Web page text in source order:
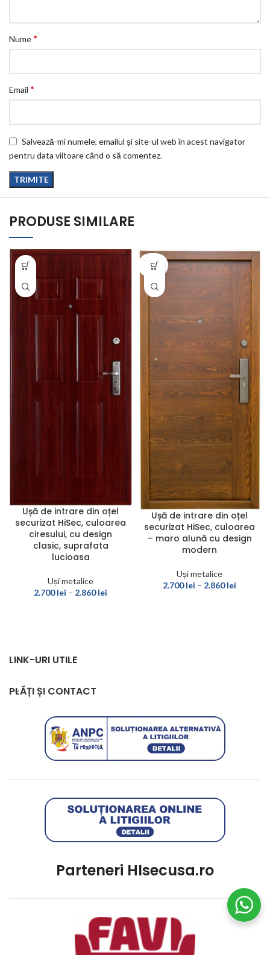
Nume*
Email *
Salvează-mi numele, emailul și site-ul web în acest navigator
pentru data viitoare când o să comentez.
PRODUSE SIMILARE
Ușă de intrare din oțel
securizat HiSec, culoarea
ciresului, cu design
clasic, suprafata
lucioasa
Uși metalice
2.700lei – 2.860lei
SOLD
OUT
Ușă de intrare din oțel
securizat HiSec, culoarea
– maro alună cu design
modern
Uși metalice
2.700lei – 2.860lei
LINK-URI UTILE
PLĂȚI ȘI CONTACT
Parteneri HIsecusa.ro